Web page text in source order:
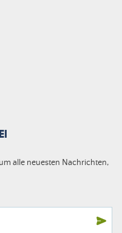
alle neuesten Nachrichten,